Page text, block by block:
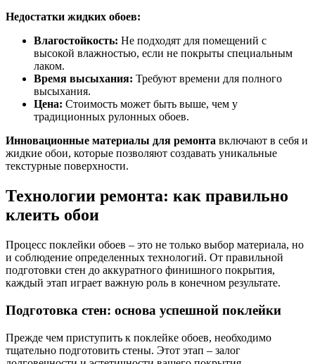
Недостатки жидких обоев:
Влагостойкость: Не подходят для помещений с
высокой влажностью, если не покрыты специальным
лаком.
Время высыхания: Требуют времени для полного
высыхания.
Цена: Стоимость может быть выше, чем у
традиционных рулонных обоев.
Инновационные материалы для ремонта включают в себя и
жидкие обои, которые позволяют создавать уникальные
текстурные поверхности.
Технологии ремонта: как правильно
клеить обои
Процесс поклейки обоев – это не только выбор материала, но
и соблюдение определенных технологий. От правильной
подготовки стен до аккуратного финишного покрытия,
каждый этап играет важную роль в конечном результате.
Подготовка стен: основа успешной поклейки
Прежде чем приступить к поклейке обоев, необходимо
тщательно подготовить стены. Этот этап – залог